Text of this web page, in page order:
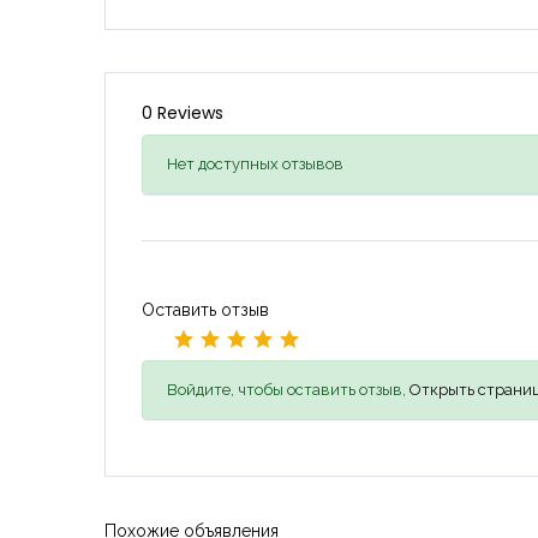
0 Reviews
Нет доступных отзывов
Оставить отзыв
Войдите, чтобы оставить отзыв, Открыть
Похожие объявления